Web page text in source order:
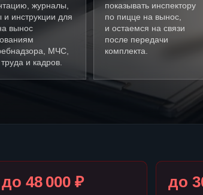
журналы,
и инструкции для
вынос
МЧС,
и кадров.
показывать инспектору
по пицце на вынос,
и остаемся на связи
после передачи
комплекта.
до 48 000 ₽ до